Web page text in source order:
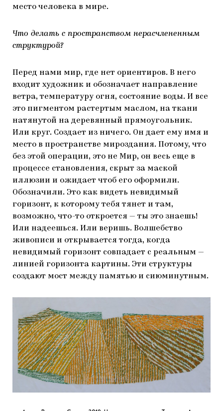
место человека в мире.
Что делать с пространством нерасчлененным
структурой?
Перед нами мир, где нет ориентиров. В него
входит художник и обозначает направление
ветра, температуру огня, состояние воды. И все
это пигментом растертым маслом, на ткани
натянутой на деревянный прямоугольник.
Или круг. Создает из ничего. Он дает ему имя и
место в пространстве мироздания. Потому, что
без этой операции, это не Мир, он весь еще в
процессе становления, скрыт за маской
иллюзии и ожидает чтоб его оформили.
Обозначили. Это как видеть невидимый
горизонт, к которому тебя тянет и там,
возможно, что-то откроется — ты это знаешь!
Или надеешься. Или веришь. Волшебство
живописи и открывается тогда, когда
невидимый горизонт совпадает с реальным —
линией горизонта картины. Эти структуры
создают мост между памятью и сиюминутным.